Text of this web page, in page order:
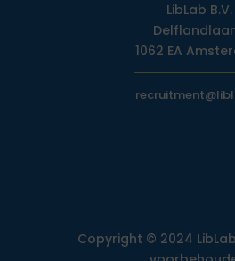
LibLab B.V.
1062 EA
Copyright © 2024